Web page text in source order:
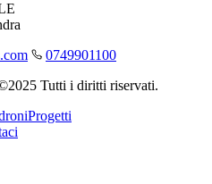
0749901100
Tutti i diritti riservati.
Progetti